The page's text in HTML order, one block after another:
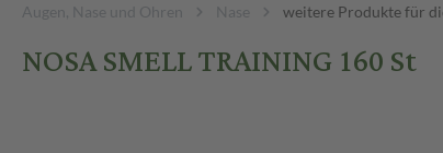
Augen, Nase und Ohren Nase weitere Produkte für
NOSA SMELL TRAINING 160 St